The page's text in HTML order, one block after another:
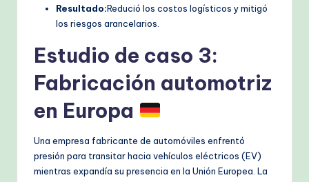
Resultado:Redució los costos logísticos y mitigó
los riesgos arancelarios.
Estudio de caso 3:
Fabricación automotriz
en Europa
Una empresa fabricante de automóviles enfrentó
presión para transitar hacia vehículos eléctricos (EV)
mientras expandía su presencia en la Unión Europea. La